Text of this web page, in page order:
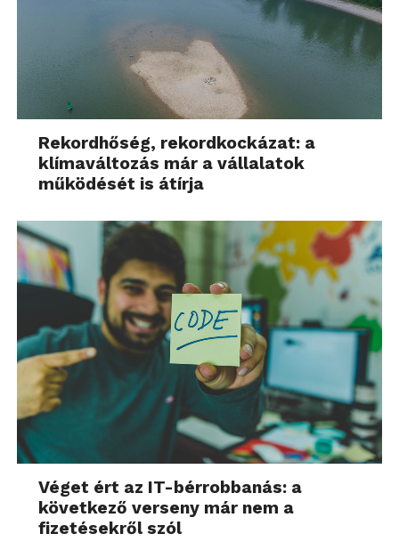
Rekordhőség, rekordkockázat: a
klímaváltozás már a vállalatok
működését is átírja
Véget ért az IT-bérrobbanás: a
következő verseny már nem a
fizetésekről szól